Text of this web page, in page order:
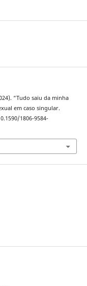
“Tudo saiu da minha
em caso singular.
1806-9584-